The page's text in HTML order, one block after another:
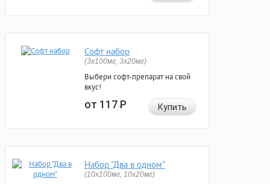
Софт набор
(3x100мг, 3x20мг)
Выбери софт-препарат на свой
вкус!
от 117Р Купить
Набор "Два в одном"
(10x100мг, 10x20мг)